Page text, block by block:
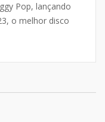
Pop, lançando
o melhor disco